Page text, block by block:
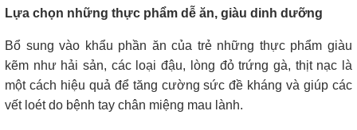
Lựa chọn những thực phẩm dễ ăn, giàu dinh dưỡng
Bổ sung vào khẩu phần ăn của trẻ những thực phẩm giàu
kẽm như hải sản, các loại đậu, lòng đỏ trứng gà, thịt nạc là
một cách hiệu quả để tăng cường sức đề kháng và giúp các
vết loét do bệnh tay chân miệng mau lành.